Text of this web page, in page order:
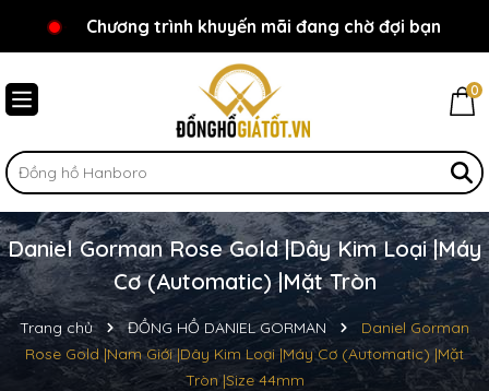
Chào mừng bạn đến với Đồnghồgiátốt.vn!
Chương trình khuyến mãi đang chờ đợi bạn
0
Daniel Gorman Rose Gold |Dây Kim Loại |Máy
Cơ (Automatic) |Mặt Tròn
Trang chủ ĐỒNG HỒ DANIEL GORMAN
Daniel Gorman
Rose Gold |Nam Giới |Dây Kim Loại |Máy Cơ (Automatic) |Mặt
Tròn |Size 44mm